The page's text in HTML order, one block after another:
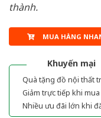
thành.
MUA HÀNG
Khuyến mại
Quà tặng đồ nội thất
Giảm trực tiếp khi
Nhiều ưu đãi lớn khi